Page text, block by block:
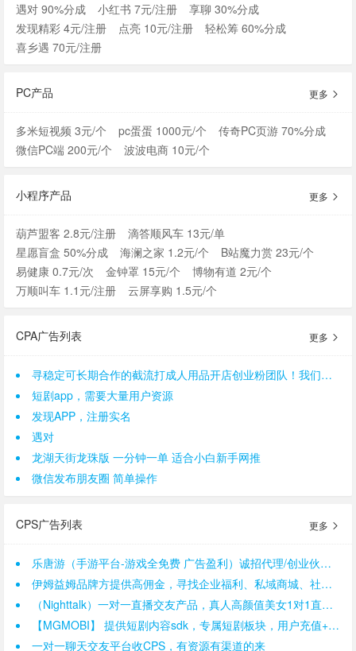
遇对 90%分成
小红书 7元/注册
享聊 30%分成
发现精彩 4元/注册
点亮 10元/注册
轻松筹 60%分成
喜乡遇 70元/注册
PC产品 更多
多米短视频 3元/个 pc蛋蛋 1000元/个
传奇PC页游 70%分成
微信PC端 200元/个
波波电商 10元/个
小程序产品 更多
葫芦盟客 2.8元/注册
滴答顺风车 13元/单
星愿盲盒 50%分成
海澜之家 1.2元/个
B站魔力赏 23元/个
易健康 0.7元/次
金钟罩 15元/个
博物有道 2元/个
万顺叫车 1.1元/注册
云屏享购 1.5元/个
CPA广告列表 更多
寻稳定可长期合作的截流打成人用品开店创业粉团队！我们是一手后端，需求量大。
短剧app，需要大量用户资源
发现APP，注册实名
遇对
龙湖天街龙珠版 一分钟一单 适合小白新手网推
微信发布朋友圈 简单操作
CPS广告列表 更多
乐唐游（手游平台-游戏全免费 广告盈利）诚招代理/创业伙伴 提供广告分成
伊姆益姆品牌方提供高佣金，寻找企业福利、私域商城、社群分销、达人直播带货
（Nighttalk）一对一直播交友产品，真人高颜值美女1对1直播app
【MGMOBI】 提供短剧内容sdk，专属短剧板块，用户充值+广告解锁变现，寻APP开发者合作
一对一聊天交友平台收CPS，有资源有渠道的来